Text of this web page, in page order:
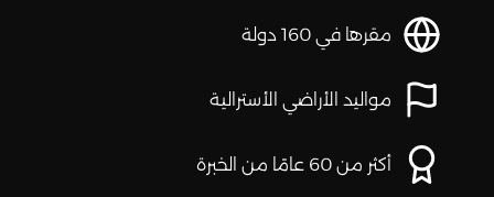
مقرها في 160 دولة
مواليد الأراضي الأسترالية
أكثر من 60 عامًا من الخبرة